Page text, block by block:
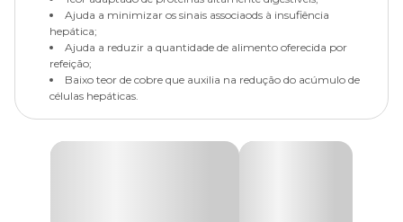
Ajuda a minimizar os sinais associaods à insufiência
hepática;
Ajuda a reduzir a quantidade de alimento oferecida por
refeição;
Baixo teor de cobre que auxilia na redução do acúmulo de
células hepáticas.